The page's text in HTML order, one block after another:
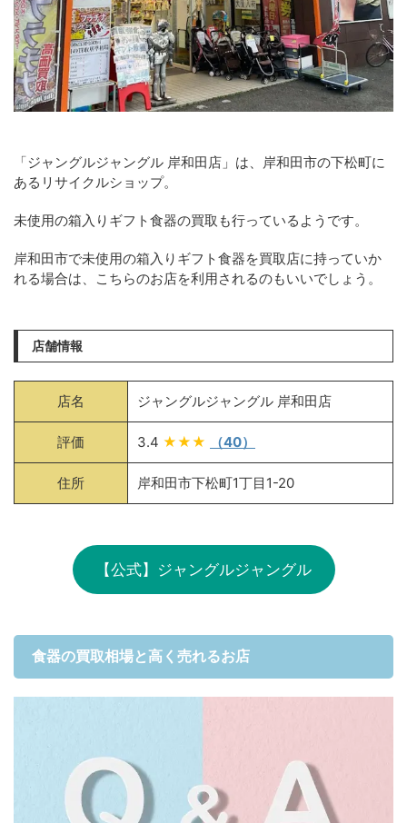
「ジャングルジャングル 岸和田店」は、岸和田市の下松町に
あるリサイクルショップ。
未使用の箱入りギフト食器の買取も行っているようです。
岸和田市で未使用の箱入りギフト食器を買取店に持っていか
れる場合は、こちらのお店を利用されるのもいいでしょう。
店舗情報
店名 ジャングルジャングル 岸和田店
評価 3.4 ★★★ （40）
住所 岸和田市下松町1丁目1-20
【公式】ジャングルジャングル
食器の買取相場と高く売れるお店